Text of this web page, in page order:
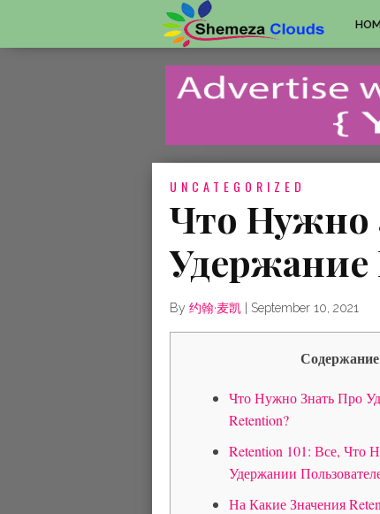
UNCATEGORIZED
Что Нужно
Удержание
By 约翰·麦凯 September 10, 2021
Содержание
Что Нужно Знать Про
Retention?
Retention 101: Все, Что
Удержании
На Какие Значения